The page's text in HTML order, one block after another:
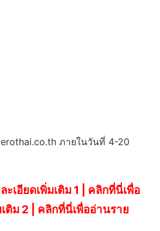
ภายในวันที่ 4-20
เอียดเพิ่มเติม 1
คลิกที่นี่เพื่อ
ติม 2
คลิกที่นี่เพื่ออ่านราย